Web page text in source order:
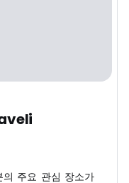
주요 관심 장소가